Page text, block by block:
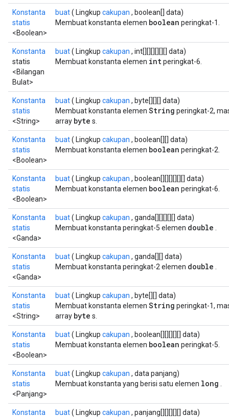
Konstanta
statis
<Boolean>
buat( Lingkup cakupan , boolean[] data)
Membuat konstanta elemen boolean peringkat-1.
Konstanta
statis
<Bilangan
Bulat>
buat( Lingkup cakupan , int[][][][][][] data)
Membuat konstanta elemen intperingkat-6.
Konstanta
statis
<String>
buat( Lingkup cakupan , byte[][][] data)
Membuat konstanta elemen String peringkat-2,
array byte s.
Konstanta
statis
<Boolean>
buat( Lingkup cakupan , boolean[][] data)
Membuat konstanta elemen boolean peringkat-2.
Konstanta
statis
<Boolean>
buat( Lingkup cakupan , boolean[][][][][][] data)
Membuat konstanta elemen boolean peringkat-6.
Konstanta
statis
<Ganda>
buat( Lingkup cakupan , ganda[][][][][] data)
Membuat konstanta peringkat-5 elemen double
Konstanta
statis
<Ganda>
buat( Lingkup cakupan , ganda[][] data)
Membuat konstanta peringkat-2 elemen double
Konstanta
statis
<String>
buat( Lingkup cakupan , byte[][] data)
Membuat konstanta elemen String peringkat-1,
array byte s.
Konstanta
statis
<Boolean>
buat( Lingkup cakupan , boolean[][][][][] data)
Membuat konstanta elemen boolean peringkat-5.
Konstanta
statis
<Panjang>
buat( Lingkup cakupan , data panjang)
Membuat konstanta yang berisi satu elemen long
Konstanta
buat( Lingkup cakupan , panjang[][][][][] data)